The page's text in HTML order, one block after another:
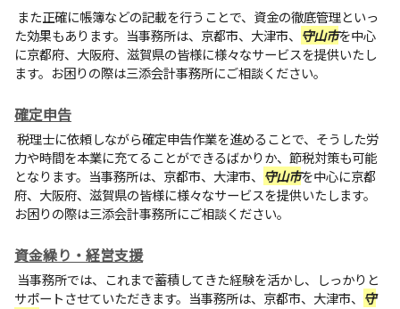
また正確に帳簿などの記載を行うことで、資金の徹底管理といっ
た効果もあります。当事務所は、京都市、大津市、 守山市を中心
に京都府、大阪府、滋賀県の皆様に様々なサービスを提供いたし
ます。お困りの際は三添会計事務所にご相談ください。
確定申告
税理士に依頼しながら確定申告作業を進めることで、そうした労
力や時間を本業に充てることができるばかりか、節税対策も可能
となります。当事務所は、京都市、大津市、 守山市を中心に京都
府、大阪府、滋賀県の皆様に様々なサービスを提供いたします。
お困りの際は三添会計事務所にご相談ください。
資金繰り・経営支援
当事務所では、これまで蓄積してきた経験を活かし、しっかりと
サポートさせていただきます。当事務所は、京都市、大津市、 守